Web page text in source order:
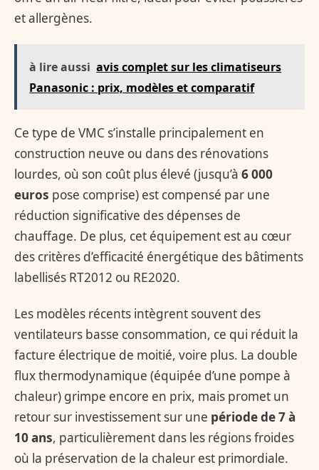
et allergènes.
à lire aussi avis complet sur les climatiseurs
Panasonic : prix, modèles et comparatif
Ce type de VMC s’installe principalement en
construction neuve ou dans des rénovations
lourdes, où son coût plus élevé (jusqu’à 6 000
euros pose comprise) est compensé par une
réduction significative des dépenses de
chauffage. De plus, cet équipement est au cœur
des critères d’efficacité énergétique des bâtiments
labellisés RT2012 ou RE2020.
Les modèles récents intègrent souvent des
ventilateurs basse consommation, ce qui réduit la
facture électrique de moitié, voire plus. La double
flux thermodynamique (équipée d’une pompe à
chaleur) grimpe encore en prix, mais promet un
retour sur investissement sur une période de 7 à
10 ans, particulièrement dans les régions froides
où la préservation de la chaleur est primordiale.